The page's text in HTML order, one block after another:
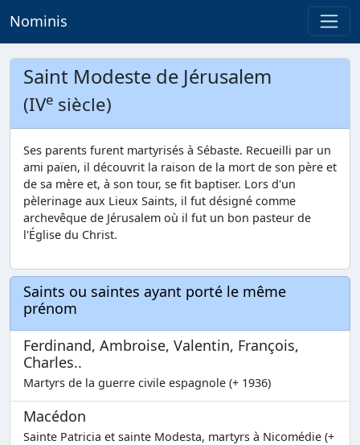
Nominis
Saint Modeste de Jérusalem
(IVe siècle)
Ses parents furent martyrisés à Sébaste. Recueilli par un
ami païen, il découvrit la raison de la mort de son père et
de sa mère et, à son tour, se fit baptiser. Lors d'un
pèlerinage aux Lieux Saints, il fut désigné comme
archevêque de Jérusalem où il fut un bon pasteur de
l'Église du Christ.
Saints ou saintes ayant porté le même
prénom
Ferdinand, Ambroise, Valentin, François,
Charles..
Martyrs de la guerre civile espagnole (+ 1936)
Macédon
Sainte Patricia et sainte Modesta, martyrs à Nicomédie (+